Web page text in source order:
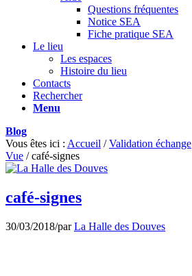
Questions fréquentes
Notice SEA
Fiche pratique SEA
Le lieu
Les espaces
Histoire du lieu
Contacts
Rechercher
Menu
Blog
Vous êtes ici : Accueil / Validation échange
Vue / café-signes
café-signes
30/03/2018/parLa Halle des Douves